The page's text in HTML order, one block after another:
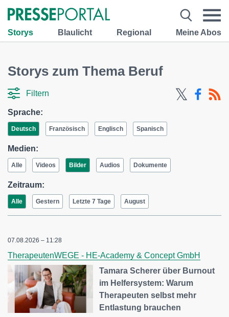
Storys Blaulicht Regional Meine Abos
Storys zum Thema Beruf
Filtern
Sprache:
Deutsch Französisch Englisch Spanisch
Medien:
Alle Videos Bilder Audios Dokumente
Zeitraum:
Alle Gestern Letzte 7 Tage August
07.08.2026 – 11:28
TherapeutenWEGE - HE-Academy & Concept GmbH
Tamara Scherer über Burnout
im Helfersystem: Warum
Therapeuten selbst mehr
Entlastung brauchen